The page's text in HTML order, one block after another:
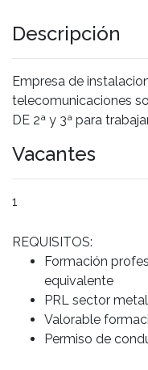
Descripción
Empresa de
telecomunicaciones
DE 2ª y 3ª para
Vacantes
1
REQUISITOS:
Formación
equivalente
PRL sector
Valorable
Permiso de